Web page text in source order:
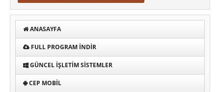
ANASAYFA
FULL PROGRAM INDIR
GÜNCEL İŞLETIM SISTEMLER
CEP MOBIL